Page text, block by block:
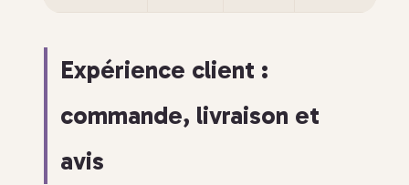
Expérience client :
commande, livraison et
avis